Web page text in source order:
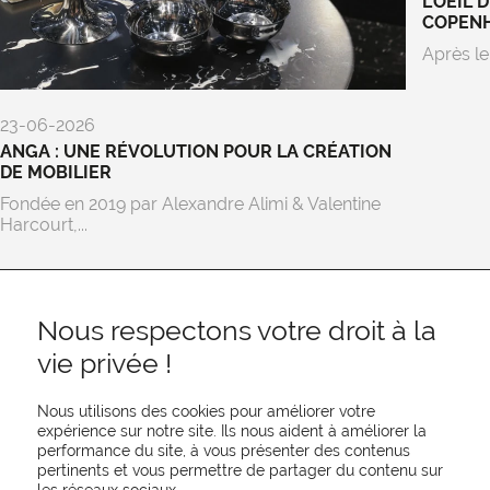
23-06-2026
ANGA : UNE RÉVOLUTION POUR LA CRÉATION
DE MOBILIER
Fondée en 2019 par Alexandre Alimi & Valentine
Harcourt,...
Après
REJOIGNEZ-NOUS
Nous respectons votre droit à la
vie privée !
Nous utilisons des cookies pour améliorer votre
expérience sur notre site. Ils nous aident à améliorer la
performance du site, à vous présenter des contenus
pertinents et vous permettre de partager du contenu sur